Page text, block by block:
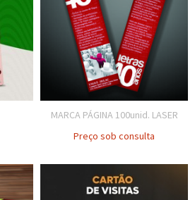
MARCA PÁGINA 100unid. LASER
Preço sob consulta